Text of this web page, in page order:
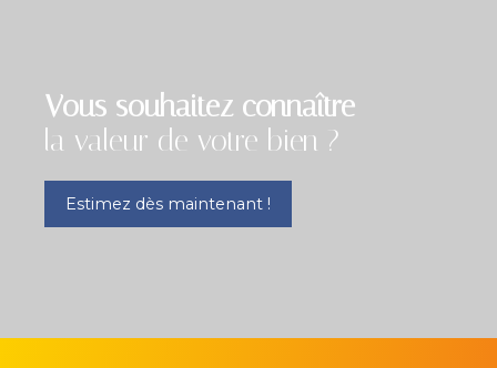
Vous souhaitez connaître
la valeur de votre bien ?
Estimez dès maintenant !